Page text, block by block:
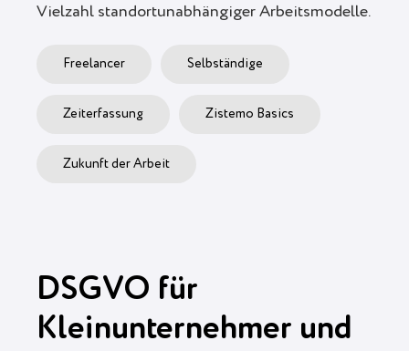
Vielzahl standortunabhängiger Arbeitsmodelle.
Freelancer Selbständige
Zeiterfassung Zistemo Basics
Zukunft der Arbeit
DSGVO für
Kleinunternehmer und